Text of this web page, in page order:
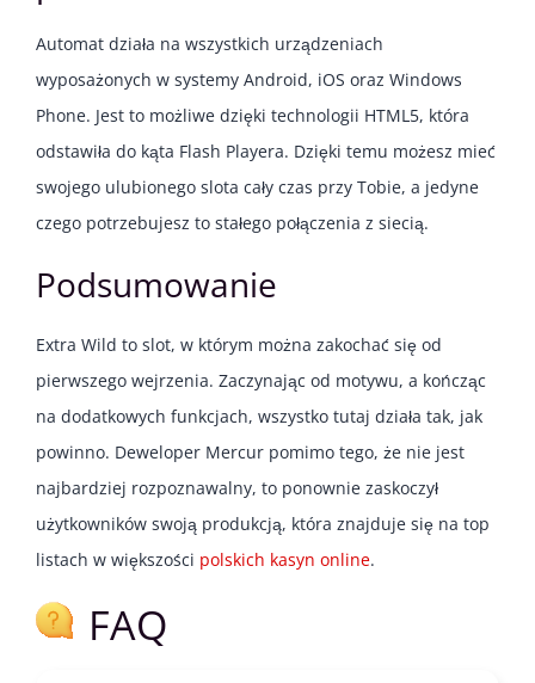
Automat działa na wszystkich urządzeniach
wyposażonych w systemy Android, iOS oraz Windows
Phone. Jest to możliwe dzięki technologii HTML5, która
odstawiła do kąta Flash Playera. Dzięki temu możesz mieć
swojego ulubionego slota cały czas przy Tobie, a jedyne
czego potrzebujesz to stałego połączenia z siecią.
Podsumowanie
Extra Wild to slot, w którym można zakochać się od
pierwszego wejrzenia. Zaczynając od motywu, a kończąc
na dodatkowych funkcjach, wszystko tutaj działa tak, jak
powinno. Deweloper Mercur pomimo tego, że nie jest
najbardziej rozpoznawalny, to ponownie zaskoczył
użytkowników swoją produkcją, która znajduje się na top
listach w większości polskich kasyn online.
FAQ